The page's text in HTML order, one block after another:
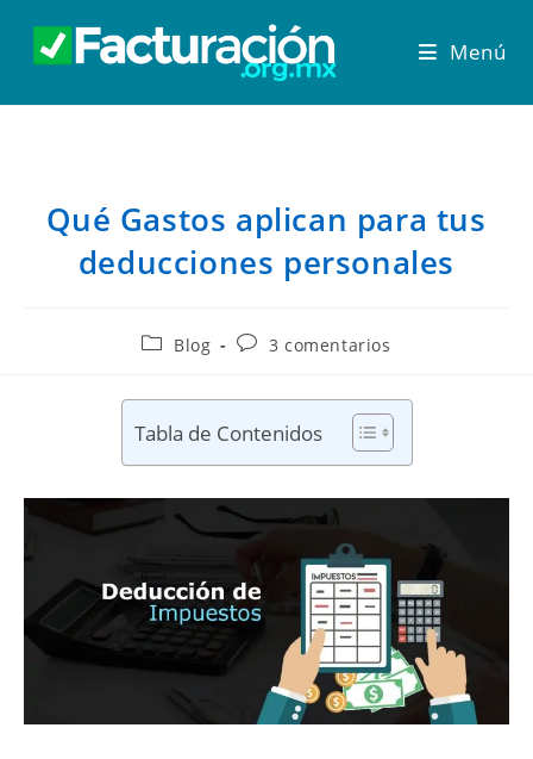
Menú
Qué Gastos aplican para tus
deducciones personales
Blog 3 comentarios
Tabla de Contenidos